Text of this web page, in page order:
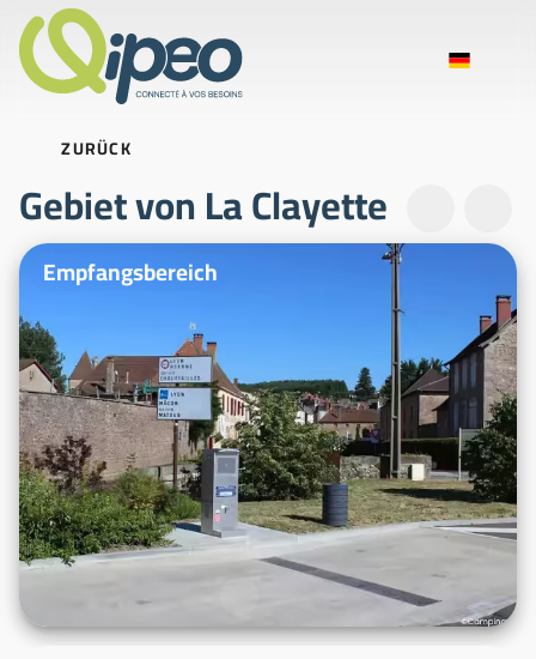
ZURÜCK
Gebiet von La Clayette
Beispielfotos
Empfangsbereich